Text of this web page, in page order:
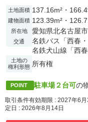
土地面積 137.16m²・
建物面積 123.39m²・
所在地 愛知県北名古屋
交通
名鉄バス「西春
名鉄犬山線「西
土地の
権利形態 所有権
POINT 駐車場２台可の
取引条件有効期限 : 2027年6
定日 : 2026年8月14日